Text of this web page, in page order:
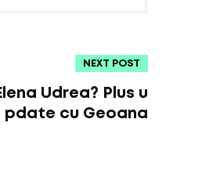
NEXT POST
Udrea? Plus u
pdate cu Geoana